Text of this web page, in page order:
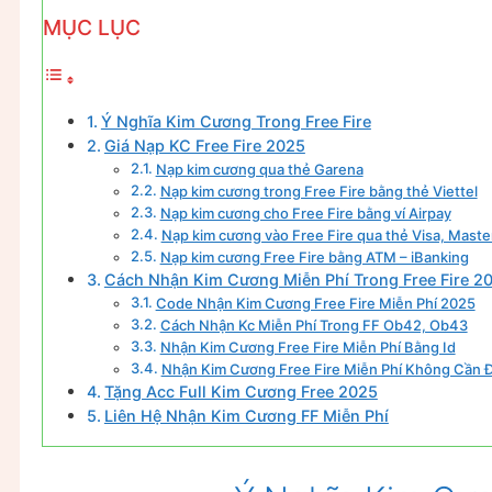
MỤC LỤC
Ý Nghĩa Kim Cương Trong Free Fire
Giá Nạp KC Free Fire 2025
Nạp kim cương qua thẻ Garena
Nạp kim cương trong Free Fire bằng thẻ Viettel
Nạp kim cương cho Free Fire bằng ví Airpay
Nạp kim cương vào Free Fire qua thẻ Visa,
Nạp kim cương Free Fire bằng ATM – iBanking
Cách Nhận Kim Cương Miễn Phí Trong Free Fire
Code Nhận Kim Cương Free Fire Miễn Phí 2025
Cách Nhận Kc Miễn Phí Trong FF Ob42, Ob43
Nhận Kim Cương Free Fire Miễn Phí Bằng Id
Nhận Kim Cương Free Fire Miễn Phí Không Cần
Tặng Acc Full Kim Cương Free 2025
Liên Hệ Nhận Kim Cương FF Miễn Phí